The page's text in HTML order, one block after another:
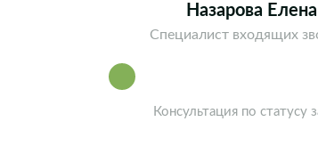
Назарова Елена
Специалист входящих
Консультация по статусу